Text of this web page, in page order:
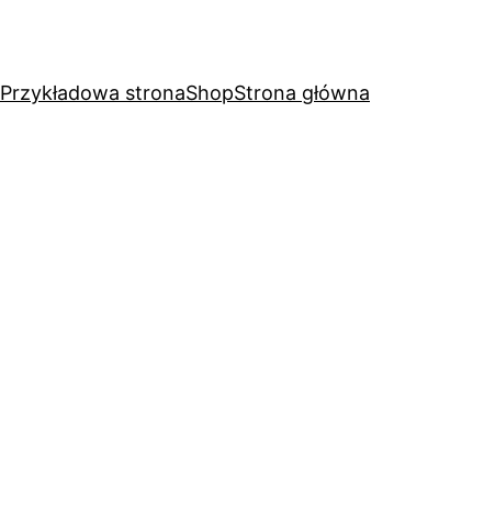
Przykładowa stronaShopStrona główna